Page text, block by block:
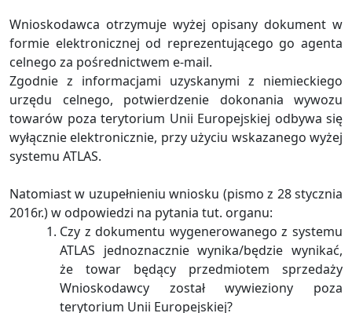
Wnioskodawca otrzymuje wyżej opisany dokument w
formie elektronicznej od reprezentującego go agenta
celnego za pośrednictwem e-mail.
Zgodnie z informacjami uzyskanymi z niemieckiego
urzędu celnego, potwierdzenie dokonania wywozu
towarów poza terytorium Unii Europejskiej odbywa się
wyłącznie elektronicznie, przy użyciu wskazanego wyżej
systemu ATLAS.
Natomiast w uzupełnieniu wniosku (pismo z 28 stycznia
2016r.) w odpowiedzi na pytania tut. organu:
Czy z dokumentu wygenerowanego z systemu
ATLAS jednoznacznie wynika/będzie wynikać,
że towar będący przedmiotem sprzedaży
Wnioskodawcy został wywieziony poza
terytorium Unii Europejskiej?